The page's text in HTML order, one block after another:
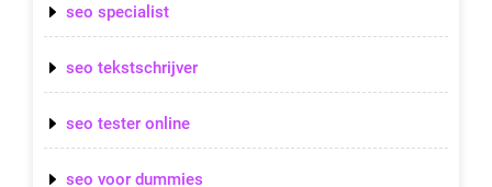
seo specialist
seo tekstschrijver
seo tester online
seo voor dummies